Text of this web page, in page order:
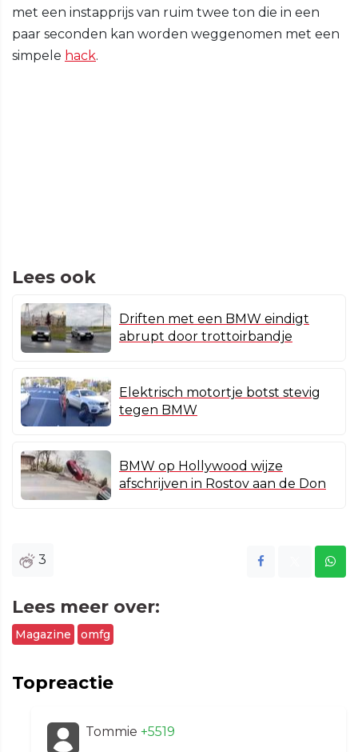
met een instapprijs van ruim twee ton die in een
paar seconden kan worden weggenomen met een
simpele hack.
Lees ook
Driften met een BMW eindigt
abrupt door trottoirbandje
Elektrisch motortje botst stevig
tegen BMW
BMW op Hollywood wijze
afschrijven in Rostov aan de Don
3
Lees meer over:
Magazine omfg
Topreactie
Tommie +5519